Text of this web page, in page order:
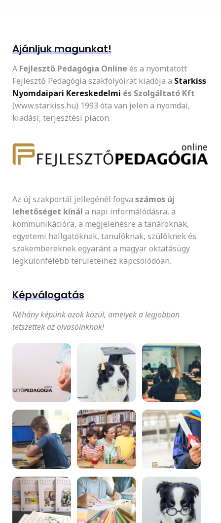
Ajánljuk magunkat!
A Fejlesztő Pedagógia Online és a nyomtatott
Fejlesztő Pedagógia szakfolyóirat kiadója a Starkiss
Nyomdaipari Kereskedelmi és Szolgáltató Kft
(www.starkiss.hu) 1993 óta van jelen a nyomdai,
kiadási, terjesztési piacon.
Az új szakportál jellegénél fogva számos új
lehetőséget kínál a napi informálódásra, a
kommunikációra, a megjelenésre a tanároknak,
egyetemi hallgatóknak, tanulóknak, szülőknek és
szakembereknek egyaránt a magyar oktatásügy
legkülönfélébb területeihez kapcsolódóan.
Képválogatás
Néhány képünk azok közül, amelyek a legjobban
tetszettek az olvasóinknak!